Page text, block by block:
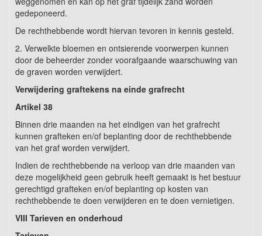
gedeponeerd.
De rechthebbende wordt hiervan tevoren in kennis gesteld.
2. Verwelkte bloemen en ontsierende voorwerpen kunnen
door de beheerder zonder voorafgaande waarschuwing van
de graven worden verwijdert.
Verwijdering graftekens na einde grafrecht
Artikel 38
Binnen drie maanden na het eindigen van het grafrecht
kunnen grafteken en/of beplanting door de rechthebbende
van het graf worden verwijdert.
Indien de rechthebbende na verloop van drie maanden van
deze mogelijkheid geen gebruik heeft gemaakt is het bestuur
gerechtigd grafteken en/of beplanting op kosten van
rechthebbende te doen verwijderen en te doen vernietigen.
VIII Tarieven en onderhoud